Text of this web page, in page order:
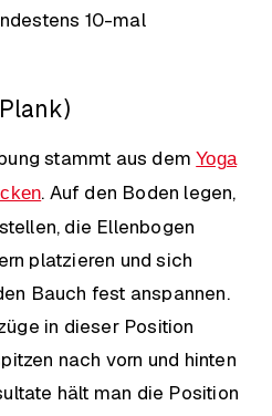
10-mal
stammt aus demYoga
. Auf den Boden legen,
die Ellenbogen
platzieren und sich
Bauch fest anspannen.
in dieser Position
nach vorn und hinten
hält man die Position